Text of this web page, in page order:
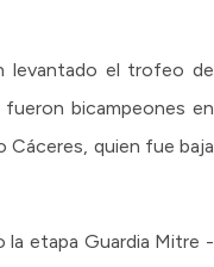
levantado el trofeo de
bicampeones en
Cáceres, quien fue baja
la etapa Guardia Mitre -